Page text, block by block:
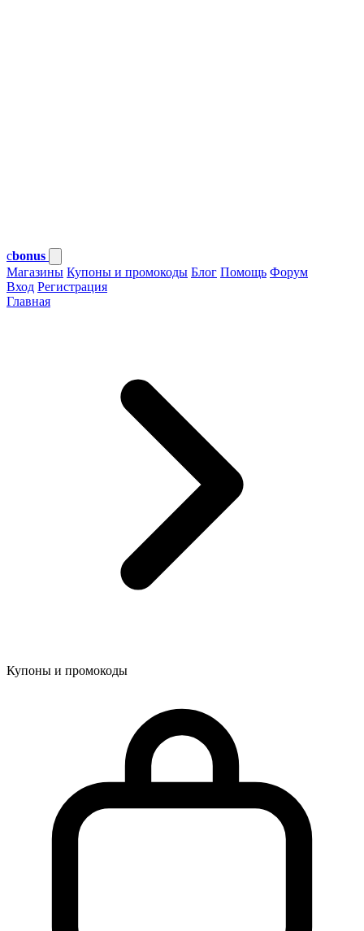
cbonus
Магазины Купоны и промокоды Блог Помощь Форум
Вход Регистрация
Главная
Купоны и промокоды